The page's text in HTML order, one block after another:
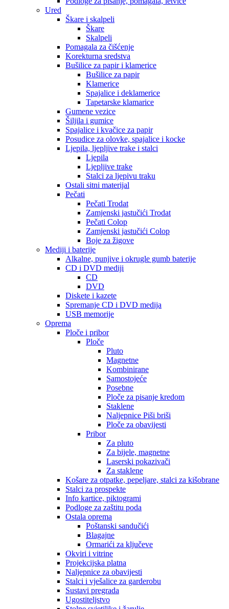
Ured
Škare i skalpeli
Škare
Skalpeli
Pomagala za čišćenje
Korekturna sredstva
Bušilice za papir i klamerice
Bušilice za papir
Klamerice
Spajalice i deklamerice
Tapetarske klamarice
Gumene vezice
Šiljila i gumice
Spajalice i kvačice za papir
Posudice za olovke, spajalice i kocke
Ljepila, ljepljive trake i stalci
Ljepila
Ljepljive trake
Stalci za ljepivu traku
Ostali sitni materijal
Pečati
Pečati Trodat
Zamjenski jastučići Trodat
Pečati Colop
Zamjenski jastučići Colop
Boje za žigove
Mediji i baterije
Alkalne, punjive i okrugle gumb baterije
CD i DVD mediji
CD
DVD
Diskete i kazete
Spremanje CD i DVD medija
USB memorije
Oprema
Ploče i pribor
Ploče
Pluto
Magnetne
Kombinirane
Samostojeće
Posebne
Ploče za pisanje kredom
Staklene
Naljepnice Piši briši
Ploče za obavijesti
Pribor
Za pluto
Za bijele, magnetne
Laserski pokazivači
Za staklene
Košare za otpatke, pepeljare, stalci za kišobrane
Stalci za prospekte
Info kartice, piktogrami
Podloge za zaštitu poda
Ostala oprema
Poštanski sandučići
Blagajne
Ormarići za ključeve
Okviri i vitrine
Projekcijska platna
Naljepnice za obavijesti
Stalci i vješalice za garderobu
Sustavi pregrada
Ugostiteljstvo